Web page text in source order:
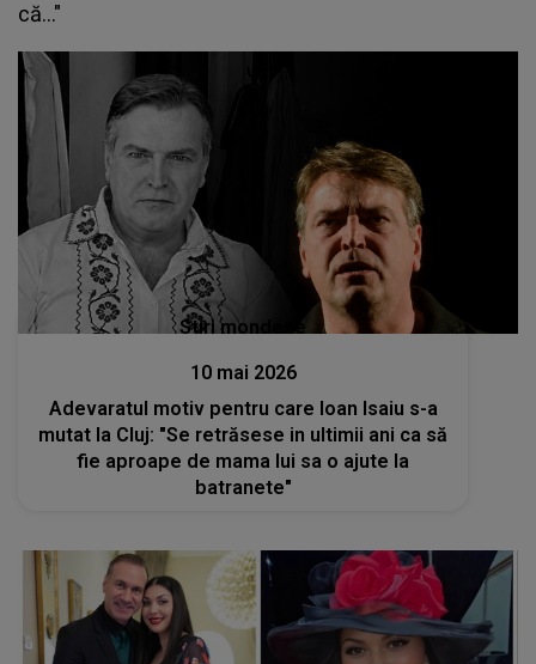
că..."
Stiri mondene
10 mai 2026
Adevaratul motiv pentru care Ioan Isaiu s-a
mutat la Cluj: "Se retrăsese in ultimii ani ca să
fie aproape de mama lui sa o ajute la
batranete"